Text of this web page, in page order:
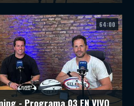
64:00
- Programa 03 EN VIVO